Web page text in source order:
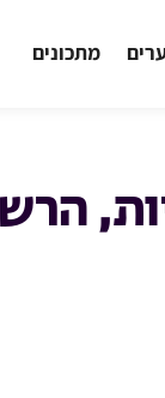
מתכונים